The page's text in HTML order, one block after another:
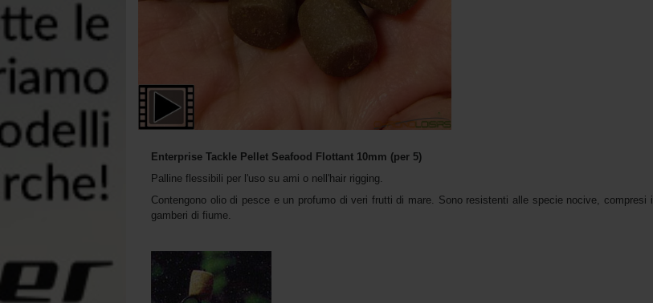
Enterprise Tackle Pellet Seafood Flottant 10mm (per 5)
Palline flessibili per l'uso su ami o nell'hair rigging.
Contengono olio di pesce e un profumo di veri frutti di mare. Sono resistenti alle specie nocive, compresi i
gamberi di fiume.